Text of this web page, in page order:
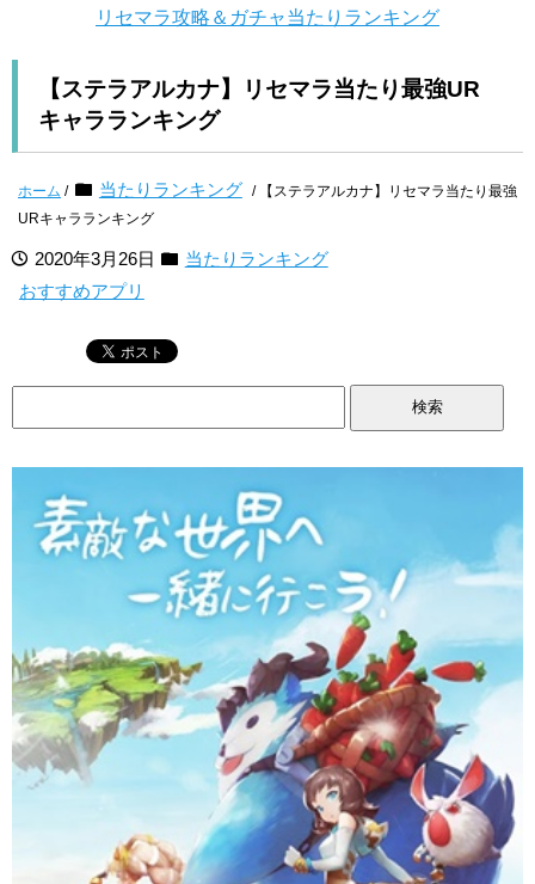
リセマラ攻略＆ガチャ当たりランキング
【ステラアルカナ】リセマラ当たり最強UR
キャラランキング
ホーム / 当たりランキング / 【ステラアルカナ】リセマラ当たり最強
URキャラランキング
2020年3月26日
当たりランキング
おすすめアプリ